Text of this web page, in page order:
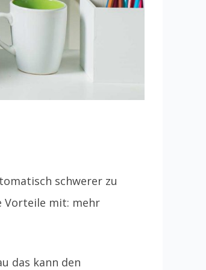
schwerer zu
Vorteile mit: mehr
das kann den